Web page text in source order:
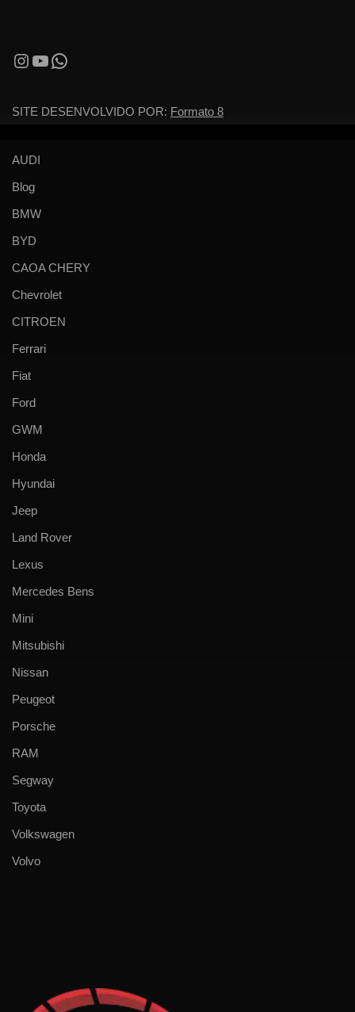
SITE DESENVOLVIDO POR: Formato 8
AUDI
Blog
BMW
BYD
CAOA CHERY
Chevrolet
CITROEN
Ferrari
Fiat
Ford
GWM
Honda
Hyundai
Jeep
Land Rover
Lexus
Mercedes Bens
Mini
Mitsubishi
Nissan
Peugeot
Porsche
RAM
Segway
Toyota
Volkswagen
Volvo